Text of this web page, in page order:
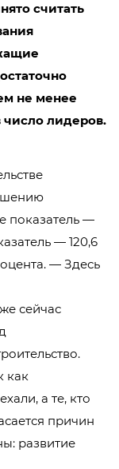
считать
не менее
число лидеров.
показатель —
— 120,6
— Здесь
сейчас
как
а те, кто
причин
развитие